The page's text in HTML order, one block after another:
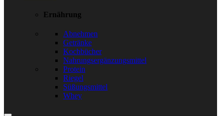
Ernährung
Abnehmen
Getränke
Kochbücher
Nahrungsergänzungsmittel
Protein
Riegel
Süßungsmittel
Whey